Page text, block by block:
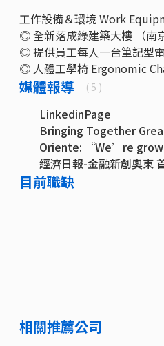
工作設備＆環境 Work
◎ 全新落成綠建築大樓 （南
◎ 提供員工每人一台筆記型
◎ 人體工學椅 Ergonomic
媒體報導 ( 5 )
LinkedinPage
Bringing Together
Oriente: “We’re
經濟日報-金融新創奧東
Oriente與菲律賓JG頂峰
目前職缺
相關推薦公司